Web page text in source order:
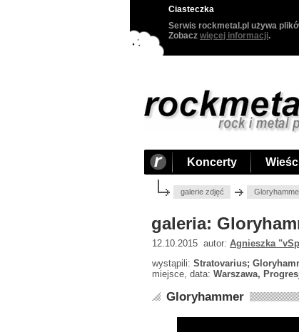
Ciasteczka
Serwis rockmetal.pl używa
Zobacz więcej informacji.
Koncerty
galerie zdjęć
galeria:
12.10.2015 autor: Agnieszka
wystąpili: Stratovarius;
miejsce, data: Warszawa,
Gloryhammer